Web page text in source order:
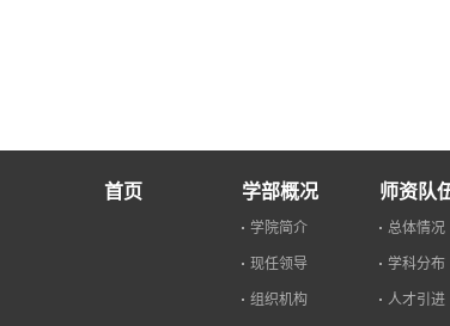
首页 学部概况
学院简介
现任领导
组织机构
师资队
总体情况
学科分布
人才引进